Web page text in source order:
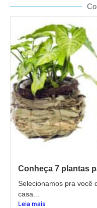
Conheça 7 plantas
Selecionamos pra você
casa...
Leia mais